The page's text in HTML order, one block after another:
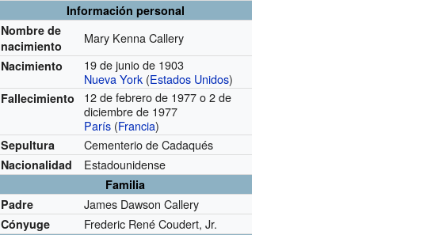
Información personal
Nombre de
nacimiento
Mary Kenna Callery
Nacimiento
19 de junio de 1903
Nueva York (Estados Unidos)
Fallecimiento
12 de febrero de 1977 o 2 de
diciembre de 1977
París (Francia)
Sepultura Cementerio de Cadaqués
Nacionalidad Estadounidense
Familia
Padre
James Dawson Callery
Cónyuge Frederic René Coudert, Jr.